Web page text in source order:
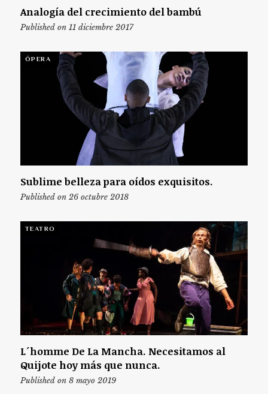
Analogía del crecimiento del bambú
Published on 11 diciembre 2017
ÓPERA
Sublime belleza para oídos exquisitos.
Published on 26 octubre 2018
TEATRO
L´homme De La Mancha. Necesitamos al
Quijote hoy más que nunca.
Published on 8 mayo 2019